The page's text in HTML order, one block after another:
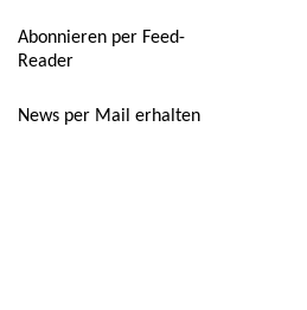
Abonnieren per Feed-
Reader
News per Mail erhalten